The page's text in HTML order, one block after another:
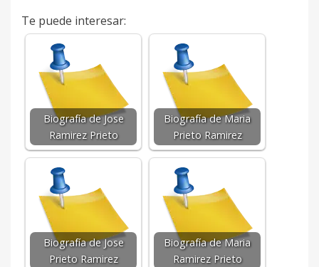
Te puede interesar:
Biografía de Jose
Ramirez Prieto
Biografía de Maria
Prieto Ramirez
Biografía de Jose
Prieto Ramirez
Biografía de Maria
Ramirez Prieto